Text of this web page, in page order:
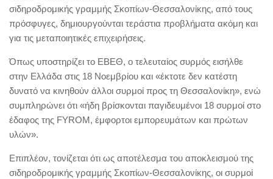
σιδηροδρομικής γραμμής Σκοπίων-Θεσσαλονίκης, από τους
πρόσφυγες, δημιουργούνται τεράστια προβλήματα ακόμη και
για τις μεταποιητικές επιχειρήσεις.
Όπως υποστηρίζει το ΕΒΕΘ, ο τελευταίος συρμός εισήλθε
στην Ελλάδα στις 18 Νοεμβρίου και «έκτοτε δεν κατέστη
δυνατό να κινηθούν άλλοι συρμοί προς τη Θεσσαλονίκη», ενώ
συμπληρώνει ότι «ήδη βρίσκονται παγιδευμένοι 18 συρμοί στο
έδαφος της FYROM, έμφορτοι εμπορευμάτων και πρώτων
υλών».
Επιπλέον, τονίζεται ότι ως αποτέλεσμα του αποκλεισμού της
σιδηροδρομικής γραμμής Σκοπίων-Θεσσαλονίκης, οι συρμοί